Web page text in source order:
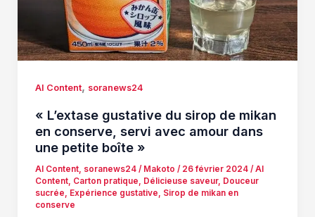
AI Content, soranews24
« L’extase gustative du sirop de mikan
en conserve, servi avec amour dans
une petite boîte »
AI Content, soranews24/ Makoto / 26 février 2024 /AI
Content, Carton pratique Délicieuse saveur, Douceur
sucrée
Expérience gustative
Sirop de mikan en
conserve